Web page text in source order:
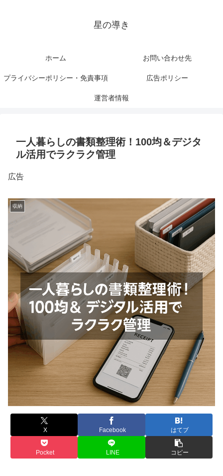
星の導き
ホーム お問い合わせ先
プライバシーポリシー・免責事項 広告ポリシー
運営者情報
一人暮らしの書類整理術！100均＆デジタ
ル活用でラクラク管理
広告
収納
X Facebook はてブ
Pocket LINE コピー